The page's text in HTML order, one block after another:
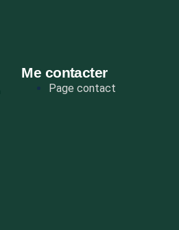
Me contacter
Page contact